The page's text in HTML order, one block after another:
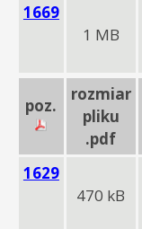
1669
1 MB
poz.
rozmiar
pliku
.pdf
1629
470 kB